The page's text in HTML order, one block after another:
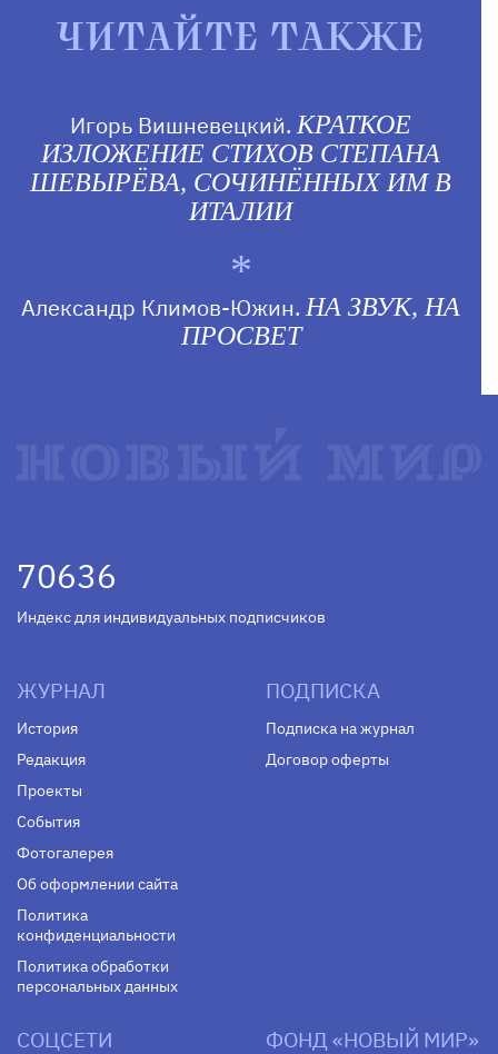
ЧИТАЙТЕ ТАКЖЕ
Игорь Вишневецкий.КРАТКОЕ
ИЗЛОЖЕНИЕ СТИХОВ СТЕПАНА
ШЕВЫРЁВА, СОЧИНЁННЫХ ИМ В
ИТАЛИИ
Александр Климов-Южин.НА ЗВУК, НА
ПРОСВЕТ
70636
Индекс для индивидуальных подписчиков
ЖУРНАЛ
История
Редакция
Проекты
События
Фотогалерея
Об оформлении сайта
Политика
конфиденциальности
Политика обработки
персональных данных
ПОДПИСКА
Подписка на журнал
Договор оферты
СОЦСЕТИ ФОНД «НОВЫЙ МИР»